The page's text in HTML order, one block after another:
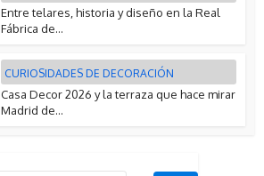
Entre telares, historia y diseño en la Real
Fábrica de...
CURIOSIDADES DE DECORACIÓN
Casa Decor 2026 y la terraza que hace mirar
Madrid de...